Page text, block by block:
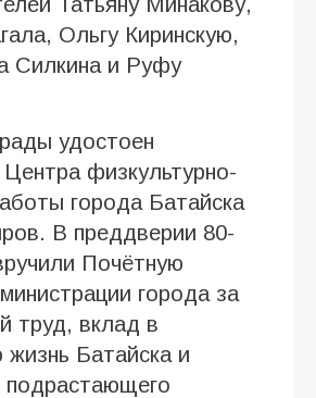
Ольгу Киринскую,
Силкина и Руфу
удостоен
Центра физкультурно-
города Батайска
В преддверии 80-
Почётную
города за
труд, вклад в
жизнь Батайска и
подрастающего